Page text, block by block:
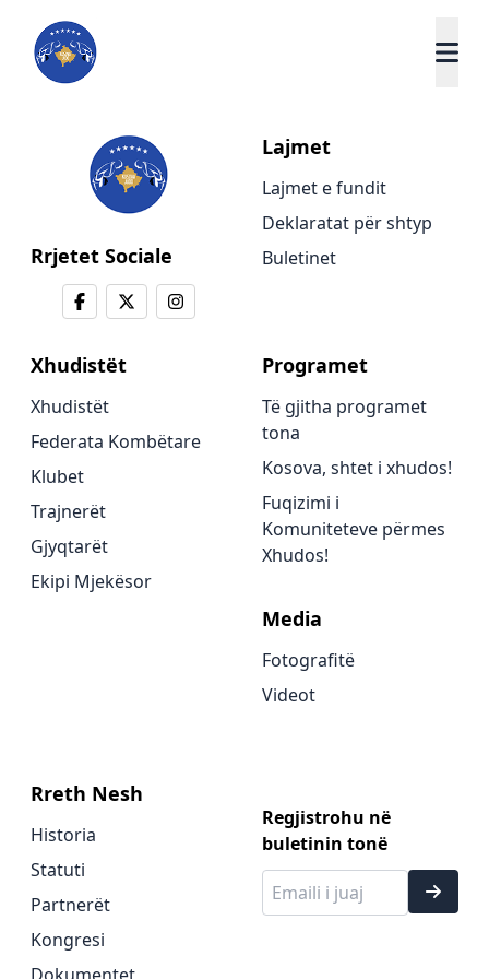
Rrjetet Sociale
Lajmet
Lajmet e fundit
Deklaratat për shtyp
Buletinet
Xhudistët
Xhudistët
Federata Kombëtare
Klubet
Trajnerët
Gjyqtarët
Ekipi Mjekësor
Programet
Të gjitha programet
tona
Kosova, shtet i xhudos!
Fuqizimi i
Komuniteteve përmes
Xhudos!
Media
Fotografitë
Videot
Rreth Nesh
Historia
Statuti
Partnerët
Kongresi
Regjistrohu në
buletinin tonë